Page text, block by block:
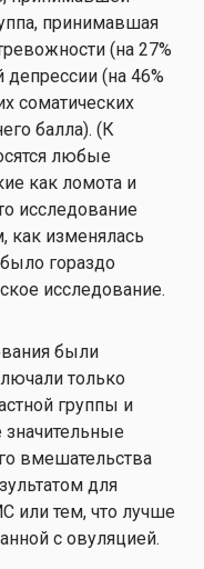
принимавшая
(на 27%
(на 46%
соматических
балла). (К
любые
как ломота и
исследование
как изменялась
гораздо
исследование.
были
только
группы и
значительные
вмешательства
для
или тем, что лучше
с овуляцией.